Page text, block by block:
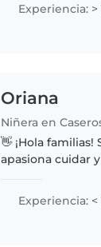
domicilio,tengo
edades que van
Experiencia: >
Oriana
👋 ¡Hola familias!
apasiona cuidar
persona
y puntual, pero
cariñosa,
Experiencia: <